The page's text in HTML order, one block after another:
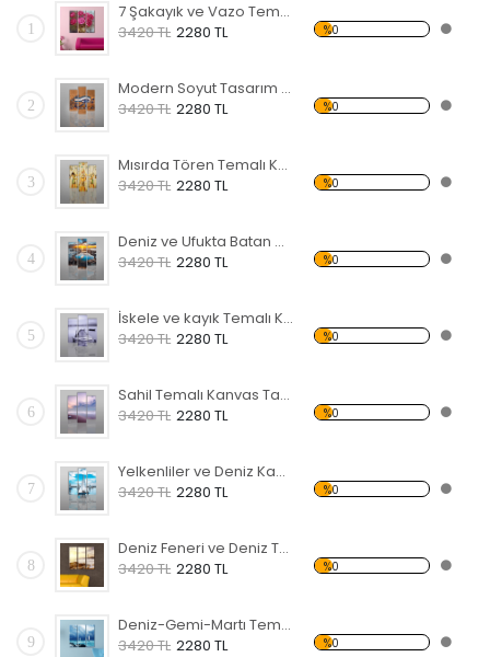
1
7 Şakayık ve Vazo Temalı Kanvas Tablo
3420 TL 2280 TL %0
2
Modern Soyut Tasarım 35 Kanvas Tablo
3420 TL 2280 TL %0
3
Mısırda Tören Temalı Kanvas Tablo
3420 TL 2280 TL %0
4
Deniz ve Ufukta Batan Güneş Kanvas Tablo
3420 TL 2280 TL %0
5
İskele ve kayık Temalı Kanvas Tablo
3420 TL 2280 TL %0
6
Sahil Temalı Kanvas Tablo
3420 TL 2280 TL %0
7
Yelkenliler ve Deniz Kanvas Tablo
3420 TL 2280 TL %0
8
Deniz Feneri ve Deniz Temalı Kanvas Tablo
3420 TL 2280 TL %0
9
Deniz-Gemi-Martı Temalı Kanvas Tablo
3420 TL 2280 TL %0